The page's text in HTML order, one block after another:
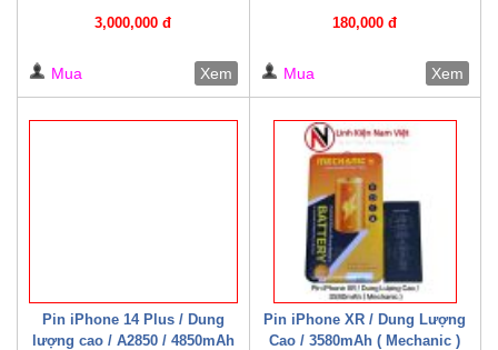
3,000,000 đ
Mua Xem
180,000 đ
Mua Xem
Pin iPhone 14 Plus / Dung
lượng cao / A2850 / 4850mAh
Pin iPhone XR / Dung Lượng
Cao / 3580mAh ( Mechanic )